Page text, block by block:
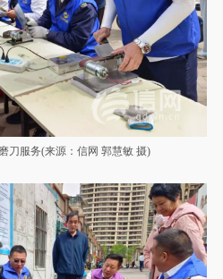
刀服务(来源：信网 郭慧敏 摄)